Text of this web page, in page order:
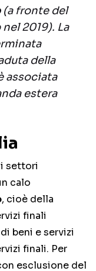
(a fronte del
2019). La
della
associata
estera
settori
calo
, cioè della
finali
beni e servizi
finali. Per
esclusione del